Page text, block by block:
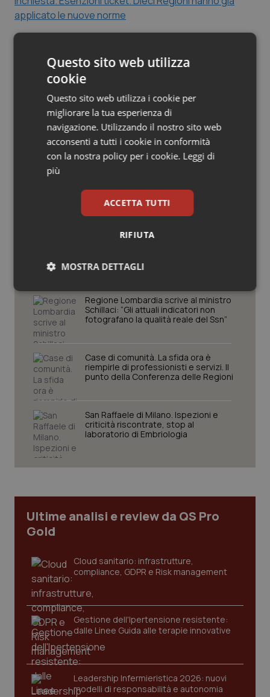
Salute orale & impianti
Tiroide
Tumore al seno
Tumore ovarico
Tumori del Polmone & Testa Collo
Tumori gastrointestinali
Ulcera & Reflusso
Vaccini
applicato le nuove norme
08 Giugno 2011
© Riproduzione riservata
Regioni e Asl
comprendere il presente
Regione Lombardia scrive al ministro
Schillaci: “Gli attuali indicatori non
fotografano la qualità reale del Ssn”
Case di comunità. La sfida ora è
riempirle di professionisti e servizi. Il
punto della Conferenza delle Regioni
San Raffaele di Milano. Ispezioni e
criticità riscontrate, stop al
laboratorio di Embriologia
Ultime analisi e review da QS Pro
Gold
Cloud sanitario: infrastrutture,
compliance, GDPR e Risk management
Gestione dell'Ipertensione resistente:
dalle Linee Guida alle terapie innovative
Leadership Infermieristica 2026: nuovi
modelli di responsabilità e autonomia
Questo sito web utilizza
cookie
Questo sito web utilizza i cookie per
migliorare la tua esperienza di
navigazione. Utilizzando il nostro sito web
acconsenti a tutti i cookie in conformità
con la nostra policy per i cookie. Leggi di
più
ACCETTA TUTTI
RIFIUTA
MOSTRA DETTAGLI
Necessari Statistici Marketing
Necessari Statistici Marketing
I cookie necessari contribuiscono a rendere fruibile il
navigazione sulle pagine e l'accesso alle aree
protette del sito. Il sito web non è in grado di
funzionare correttamente senza questi cookie.
Nome
www.quotidianosanita.it